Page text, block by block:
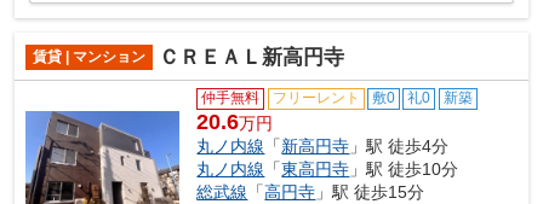
賃貸 | マンション ＣＲＥＡＬ新高円寺
仲手無料 フリーレント 敷0 礼0 新築
20.6万円
丸ノ内線 「新高円寺 」駅 徒歩4分
丸ノ内線 「東高円寺 」駅 徒歩10分
総武線 「高円寺 」駅 徒歩15分